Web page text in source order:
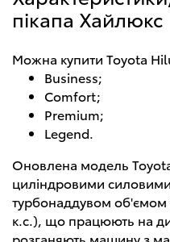
пікапа Хайлюкс
Можна купити Toyota
Business;
Comfort;
Premium;
Legend.
Оновлена модель
циліндровими
турбонаддувом об'ємом
к.с.), що працюють на